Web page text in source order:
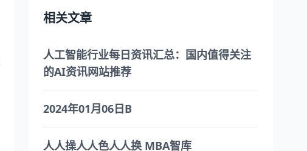
相关文章
人工智能行业每日资讯汇总：国内值得关注
的AI资讯网站推荐
2024年01月06日B
人人操人人色人人换 MBA智库